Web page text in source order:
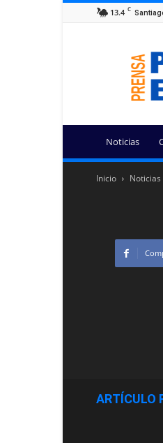
13.4 C
Portal
Educa
Noticias
Inicio Noticias
ARTÍCULO